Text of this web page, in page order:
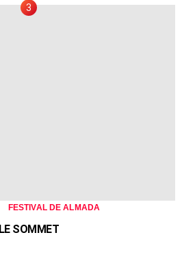
FESTIVAL DE ALMADA
LE SOMMET